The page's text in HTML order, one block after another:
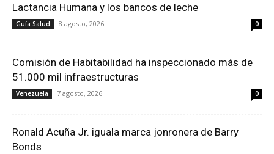
Lactancia Humana y los bancos de leche
Guía Salud 8 agosto, 2026 0
Comisión de Habitabilidad ha inspeccionado más de
51.000 mil infraestructuras
Venezuela 7 agosto, 2026 0
Ronald Acuña Jr. iguala marca jonronera de Barry
Bonds